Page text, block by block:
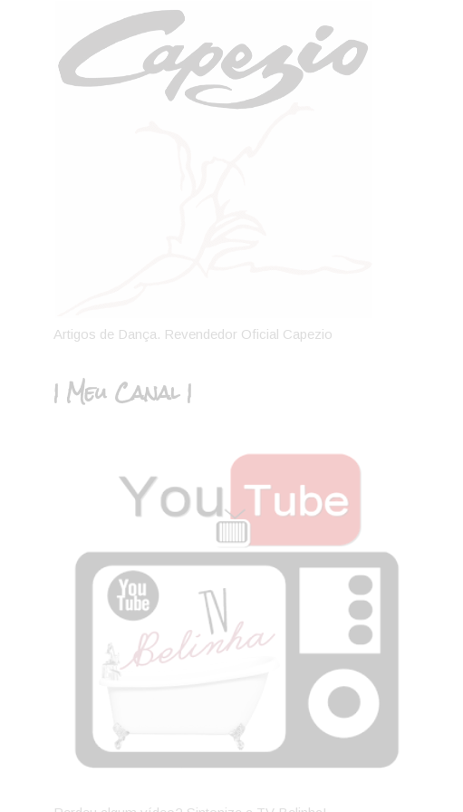
Artigos de Dança. Revendedor Oficial Capezio
| Meu Canal |